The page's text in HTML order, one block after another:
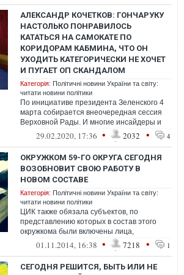
АЛЕКСАНДР КОЧЕТКОВ: ГОНЧАРУКУ
НАСТОЛЬКО ПОНРАВИЛОСЬ
КАТАТЬСЯ НА САМОКАТЕ ПО
КОРИДОРАМ КАБМИНА, ЧТО ОН
УХОДИТЬ КАТЕГОРИЧЕСКИ НЕ ХОЧЕТ
И ПУГАЕТ ОП СКАНДАЛОМ
Категорія: Політичні новини України та світу:
читати новини політики
По инициативе президента Зеленского 4
марта собирается внеочередная сессия
Верховной Рады. И многие инсайдеры и
эксперты уже спешат анонсировать
29.02.2020, 17:36 • 2032 • 4
ОКРУЖКОМ 59-ГО ОКРУГА СЕГОДНЯ
ВОЗОБНОВИТ СВОЮ РАБОТУ В
НОВОМ СОСТАВЕ
Категорія: Політичні новини України та світу:
читати новини політики
ЦИК также обязала субъектов, по
представлению которых в состав этого
окружкома были включены лица,
полномочия которых досрочно
прекращены, подать новы...
01.11.2014, 16:38 • 7218 • 1
СЕГОДНЯ РЕШИТСЯ, БЫТЬ ИЛИ НЕ